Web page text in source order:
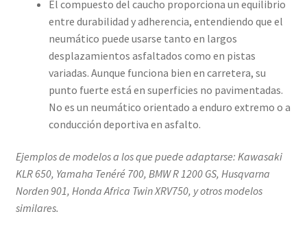
El compuesto del caucho proporciona un equilibrio
entre durabilidad y adherencia, entendiendo que el
neumático puede usarse tanto en largos
desplazamientos asfaltados como en pistas
variadas. Aunque funciona bien en carretera, su
punto fuerte está en superficies no pavimentadas.
No es un neumático orientado a enduro extremo o a
conducción deportiva en asfalto.
Ejemplos de modelos a los que puede adaptarse: Kawasaki
KLR 650, Yamaha Tenéré 700, BMW R 1200 GS, Husqvarna
Norden 901, Honda Africa Twin XRV750, y otros modelos
similares.